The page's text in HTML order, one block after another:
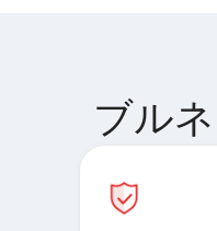
ブル